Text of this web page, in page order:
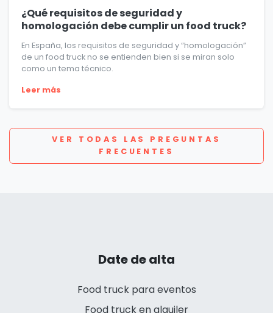
¿Qué requisitos de seguridad y
homologación debe cumplir un food truck?
En España, los requisitos de seguridad y “homologación”
de un food truck no se entienden bien si se miran solo
como un tema técnico.
Leer más
VER TODAS LAS PREGUNTAS
FRECUENTES
Date de alta
Food truck para eventos
Food truck en alquiler